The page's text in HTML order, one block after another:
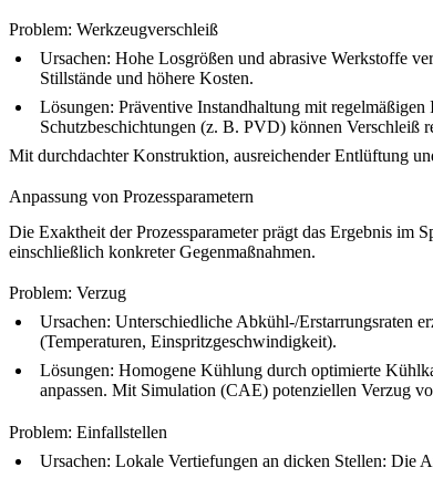
Problem: Werkzeugverschleiß
Ursachen: Hohe Losgrößen und abrasive Werkstoffe
Stillstände und höhere Kosten.
Lösungen: Präventive Instandhaltung mit
Schutzbeschichtungen (z. B. PVD) können Verschleiß
Mit durchdachter Konstruktion, ausreichender Entlüftung
Anpassung von Prozessparametern
Die Exaktheit der Prozessparameter prägt das Ergebnis im
einschließlich konkreter Gegenmaßnahmen.
Problem: Verzug
Ursachen: Unterschiedliche Abkühl-/Erstarrungsraten
(Temperaturen, Einspritzgeschwindigkeit).
Lösungen: Homogene Kühlung durch optimierte
anpassen. Mit Simulation (CAE) potenziellen Verzug
Problem: Einfallstellen
Ursachen: Lokale Vertiefungen an dicken Stellen: Die